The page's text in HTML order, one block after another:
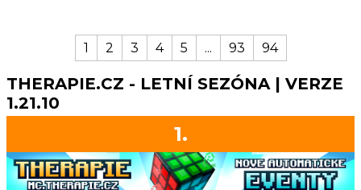
1 2 3 4 5 ... 93 94
THERAPIE.CZ - LETNÍ SEZÓNA | VERZE
1.21.10
1.